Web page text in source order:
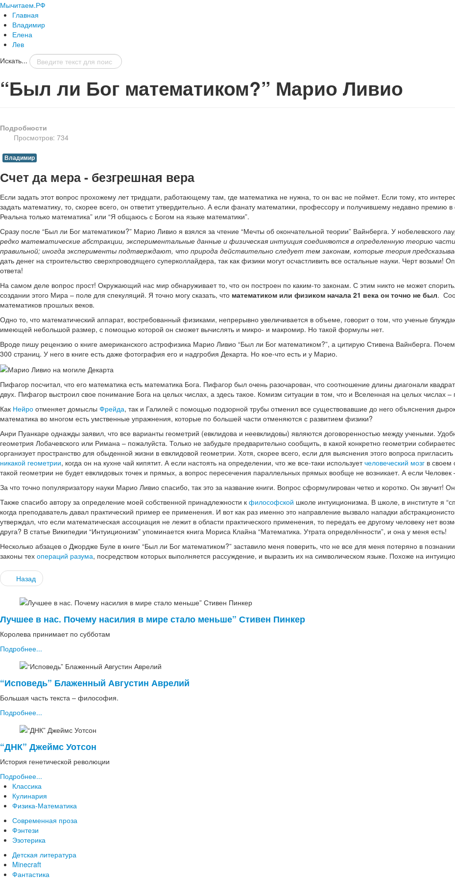
Мычитаем.РФ
Главная
Владимир
Елена
Лев
Искать...
“Был ли Бог математиком?” Марио Ливио
Подробности
Просмотров: 734
Владимир
Счет да мера - безгрешная вера
Если задать этот вопрос прохожему лет тридцати, работающему там, где математика не нужна, то он вас не поймет. Если тому, кто
задать математику, то, скорее всего, он ответит утвердительно. А если фанату математики, профессору и получившему недавно премию в
Реальна только математика” или “Я общаюсь с Богом на языке математики”.
Сразу после “Был ли Бог математиком?” Марио Ливио я взялся за чтение “Мечты об окончательной теории” Вайнберга. У нобелевского
редко математические абстракции, экспериментальные данные и физическая интуиция соединяются в определенную теорию
правильной; иногда эксперименты подтверждают, что природа действительно следует тем законам, которые теория
дать денег на строительство сверхпроводящего суперколлайдера, так как физики могут осчастливить все остальные науки. Черт возьми!
ответа!
На самом деле вопрос прост! Окружающий нас мир обнаруживает то, что он построен по каким-то законам. С этим никто не может
создании этого Мира – поле для спекуляций. Я точно могу сказать, что математиком или физиком начала 21 века он точно не был.
математиков прошлых веков.
Одно то, что математический аппарат, востребованный физиками, непрерывно увеличивается в объеме, говорит о том, что ученые
имеющей небольшой размер, с помощью которой он сможет вычислять и микро- и макромир. Но такой формулы нет.
Вроде пишу рецензию о книге американского астрофизика Марио Ливио “Был ли Бог математиком?”, а цитирую Стивена Вайнберга.
300 страниц. У него в книге есть даже фотография его и надгробия Декарта. Но кое-что есть и у Марио.
Пифагор посчитал, что его математика есть математика Бога. Пифагор был очень разочарован, что соотношение длины диагонали
двух. Пифагор выстроил свое понимание Бога на целых числах, а здесь такое. Комизм ситуации в том, что и Вселенная на целых числах
Как Нейро отменяет домыслы Фрейда, так и Галилей с помощью подзорной трубы отменил все существовавшие до него объяснения
математика во многом есть умственные упражнения, которые по большей части отменяются с развитием физики?
Анри Пуанкаре однажды заявил, что все варианты геометрий (евклидова и неевклидовы) являются договоренностью между учеными.
геометрия Лобачевского или Римана – пожалуйста. Только не забудьте предварительно сообщить, в какой конкретно геометрии
организует пространство для обыденной жизни в евклидовой геометрии. Хотя, скорее всего, если для выяснения этого вопроса
никакой геометрии, когда он на кухне чай кипятит. А если настоять на определении, что же все-таки используетчеловеческий мозг в своем
такой геометрии не будет евклидовых точек и прямых, а вопрос пересечения параллельных прямых вообще не возникает. А если
За что точно популяризатору науки Марио Ливио спасибо, так это за название книги. Вопрос сформулирован четко и коротко. Он звучит!
Также спасибо автору за определение моей собственной принадлежности к философской школе интуиционизма. В школе, в институте я
когда преподаватель давал практический пример ее применения. И вот как раз именно это направление вызвало нападки
утверждал, что если математическая ассоциация не лежит в области практического применения, то передать ее другому человеку нет
друга? В статье Википедии “Интуиционизм” упоминается книга Мориса Клайна “Математика. Утрата определённости”, и она у меня есть!
Несколько абзацев о Джордже Буле в книге “Был ли Бог математиком?” заставило меня поверить, что не все для меня потеряно в
законы тех операций разума, посредством которых выполняется рассуждение, и выразить их на символическом языке. Похоже на
Назад
Лучшее в нас. Почему насилия в мире стало меньше” Стивен Пинкер
Королева принимает по субботам
Подробнее...
“Исповедь” Блаженный Августин Аврелий
Большая часть текста – философия.
Подробнее...
“ДНК” Джеймс Уотсон
История генетической революции
Подробнее...
Классика
Кулинария
Физика-Математика
Современная проза
Фэнтези
Эзотерика
Детская литература
Minecraft
Фантастика